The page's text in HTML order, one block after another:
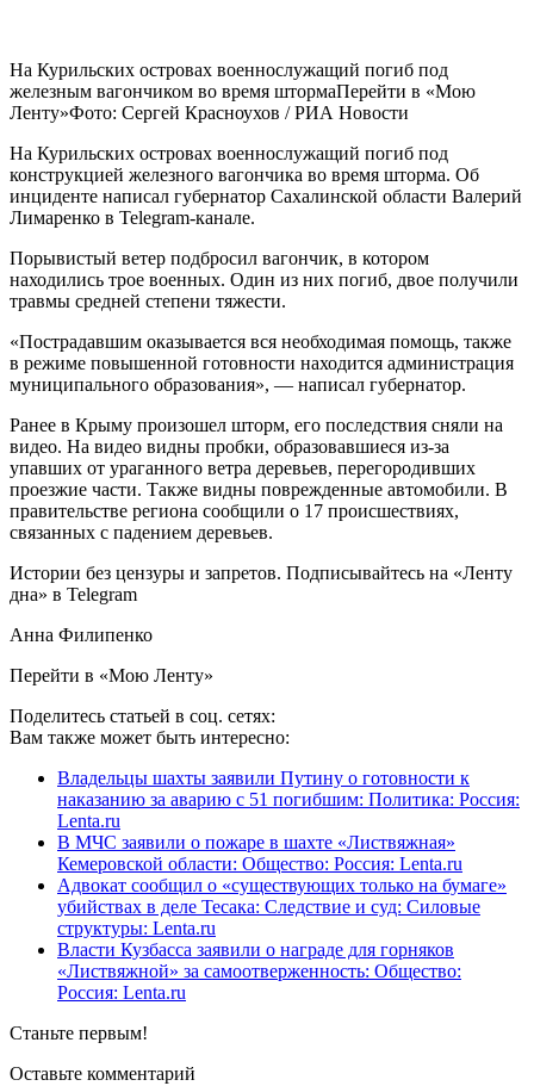
На Курильских островах военнослужащий погиб под
железным вагончиком во время штормаПерейти в «Мою
Ленту»Фото: Сергей Красноухов / РИА Новости
На Курильских островах военнослужащий погиб под
конструкцией железного вагончика во время шторма. Об
инциденте написал губернатор Сахалинской области Валерий
Лимаренко в Telegram-канале.
Порывистый ветер подбросил вагончик, в котором
находились трое военных. Один из них погиб, двое получили
травмы средней степени тяжести.
«Пострадавшим оказывается вся необходимая помощь, также
в режиме повышенной готовности находится администрация
муниципального образования», — написал губернатор.
Ранее в Крыму произошел шторм, его последствия сняли на
видео. На видео видны пробки, образовавшиеся из-за
упавших от ураганного ветра деревьев, перегородивших
проезжие части. Также видны поврежденные автомобили. В
правительстве региона сообщили о 17 происшествиях,
связанных с падением деревьев.
Истории без цензуры и запретов. Подписывайтесь на «Ленту
дна» в Telegram
Анна Филипенко
Перейти в «Мою Ленту»
Поделитесь статьей в соц. сетях:
Вам также может быть интересно:
Владельцы шахты заявили Путину о готовности к
наказанию за аварию с 51 погибшим: Политика: Россия:
Lenta.ru
В МЧС заявили о пожаре в шахте «Листвяжная»
Кемеровской области: Общество: Россия: Lenta.ru
Адвокат сообщил о «существующих только на бумаге»
убийствах в деле Тесака: Следствие и суд: Силовые
структуры: Lenta.ru
Власти Кузбасса заявили о награде для горняков
«Листвяжной» за самоотверженность: Общество:
Россия: Lenta.ru
Станьте первым!
Оставьте комментарий